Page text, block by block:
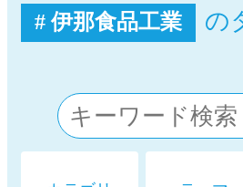
# 伊那食品工業 の